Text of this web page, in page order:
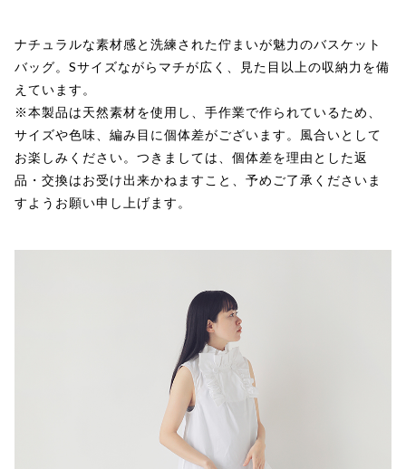
ナチュラルな素材感と洗練された佇まいが魅力のバスケット
バッグ。Sサイズながらマチが広く、見た目以上の収納力を備
えています。
※本製品は天然素材を使用し、手作業で作られているため、
サイズや色味、編み目に個体差がございます。風合いとして
お楽しみください。つきましては、個体差を理由とした返
品・交換はお受け出来かねますこと、予めご了承くださいま
すようお願い申し上げます。